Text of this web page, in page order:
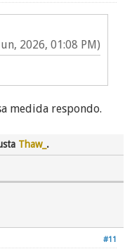
2026, 01:08 PM)
medida respondo.
Thaw_ .
#11